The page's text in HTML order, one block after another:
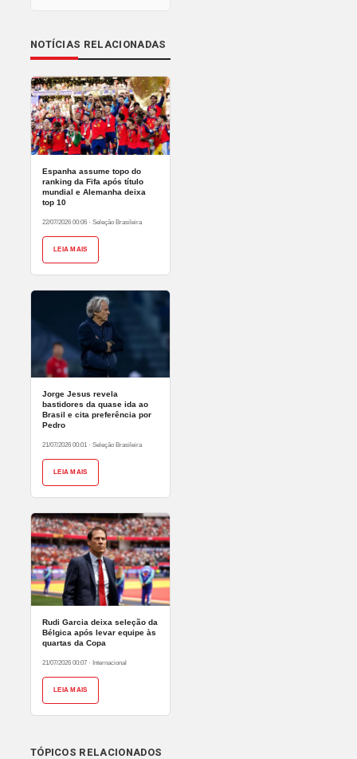
NOTÍCIAS RELACIONADAS
Espanha assume topo do
ranking da Fifa após título
mundial e Alemanha deixa
top 10
22/07/2026 00:06 · Seleção Brasileira
LEIA MAIS
Jorge Jesus revela
bastidores da quase ida ao
Brasil e cita preferência por
Pedro
21/07/2026 00:01 · Seleção Brasileira
LEIA MAIS
Rudi Garcia deixa seleção da
Bélgica após levar equipe às
quartas da Copa
21/07/2026 00:07 · Internacional
LEIA MAIS
TÓPICOS RELACIONADOS